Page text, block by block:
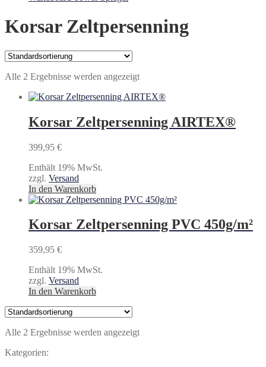
Korsar Zeltpersenning
Alle 2 Ergebnisse werden angezeigt
Korsar Zeltpersenning AIRTEX®
399,95 €
Enthält 19% MwSt.
zzgl. Versand
In den Warenkorb
Korsar Zeltpersenning PVC 450g/m²
359,95 €
Enthält 19% MwSt.
zzgl. Versand
In den Warenkorb
Alle 2 Ergebnisse werden angezeigt
Kategorien: